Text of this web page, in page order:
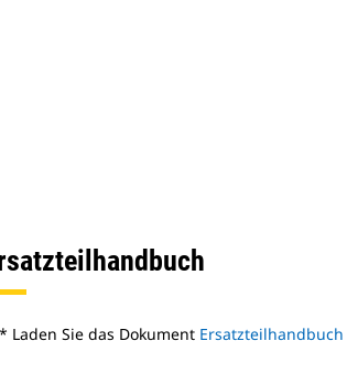
* Laden Sie das Dokument Ersatzteilhandbuch